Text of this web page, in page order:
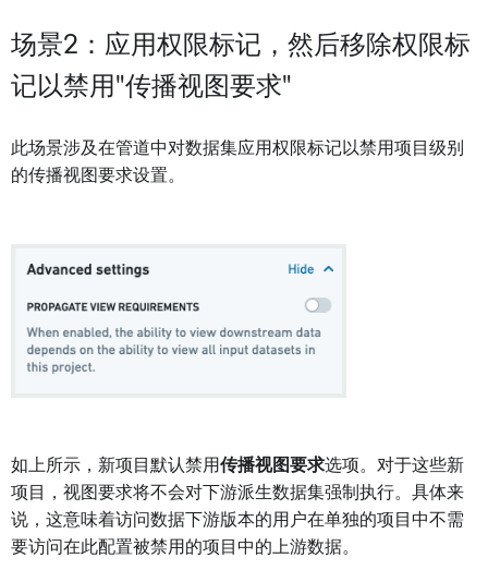
场景2：应用权限标记，然后移除权限标
记以禁用"传播视图要求"
此场景涉及在管道中对数据集应用权限标记以禁用项目级别
的传播视图要求设置。
如上所示，新项目默认禁用传播视图要求选项。对于这些新
项目，视图要求将不会对下游派生数据集强制执行。具体来
说，这意味着访问数据下游版本的用户在单独的项目中不需
要访问在此配置被禁用的项目中的上游数据。